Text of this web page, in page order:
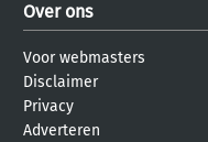
Over ons
Voor webmasters
Disclaimer
Privacy
Adverteren